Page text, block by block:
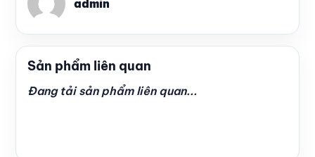
admin
Sản phẩm liên quan
Đang tải sản phẩm liên quan...